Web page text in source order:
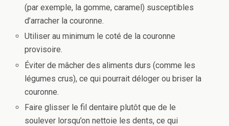
(par exemple, la gomme, caramel) susceptibles
d’arracher la couronne.
Utiliser au minimum le coté de la couronne
provisoire.
Éviter de mâcher des aliments durs (comme les
légumes crus), ce qui pourrait déloger ou briser la
couronne.
Faire glisser le fil dentaire plutôt que de le
soulever lorsqu’on nettoie les dents, ce qui